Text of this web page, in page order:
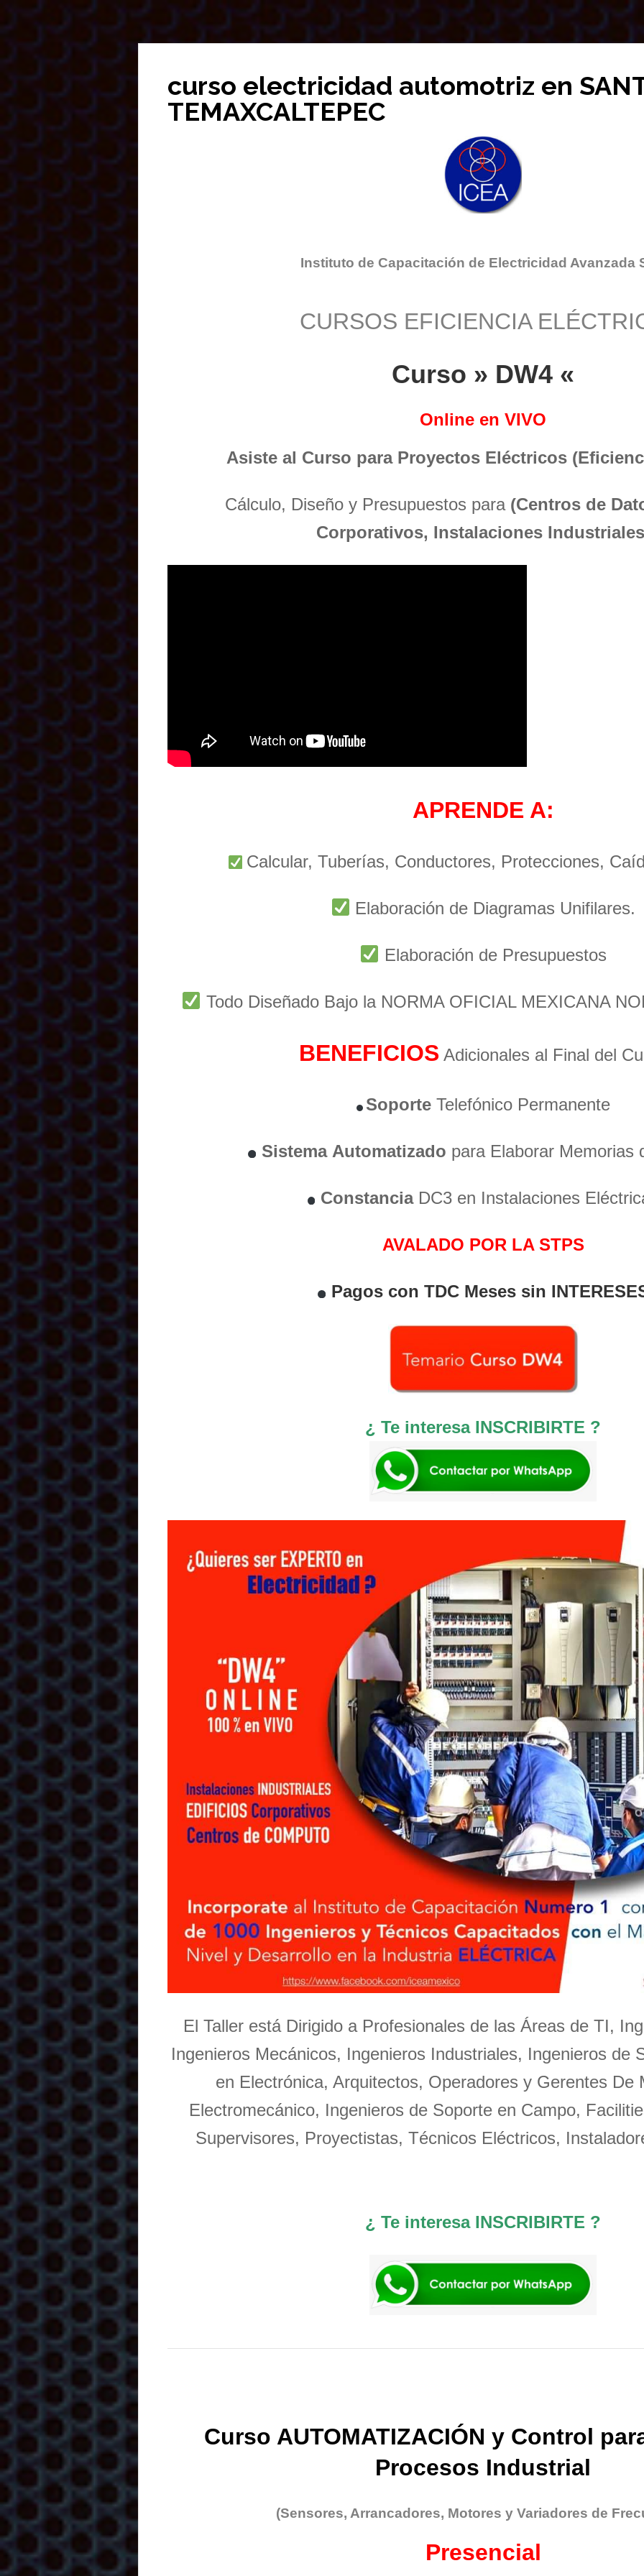
curso electricidad automotriz en
TEMAXCALTEPEC
Instituto de Capacitación de Electricidad Avanzada
CURSOS EFICIENCIA
Curso » DW4 «
Online en VIVO
Asiste al Curso para Proyectos Eléctricos
Cálculo, Diseño y Presupuestos para (Centros de
Corporativos, Instalaciones
APRENDE A:
Calcular, Tuberías, Conductores, Protecciones,
Elaboración de Diagramas Unifilares.
Elaboración de Presupuestos
Todo Diseñado Bajo la NORMA OFICIAL MEXICANA
BENEFICIOS Adicionales al Final del
Soporte Telefónico Permanente
Sistema Automatizado para Elaborar Memorias
ConstanciaDC3 en Instalaciones
AVALADO POR LA STPS
Pagos con TDC Meses sin
¿ Te interesa INSCRIBIRTE ?
El Taller está Dirigido a Profesionales de las Áreas de TI,
Ingenieros Mecánicos, Ingenieros Industriales, Ingenieros de
en Electrónica, Arquitectos, Operadores y Gerentes De
Electromecánico, Ingenieros de Soporte en Campo,
Supervisores, Proyectistas, Técnicos Eléctricos,
¿ Te interesa INSCRIBIRTE ?
Curso AUTOMATIZACIÓN y Control
Procesos Industrial
(Sensores, Arrancadores, Motores y Variadores de
Presencial